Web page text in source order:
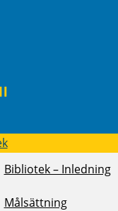
Bibliotek – Inledning
Målsättning